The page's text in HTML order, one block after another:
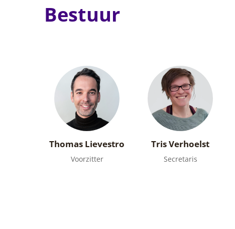
Bestuur
Thomas Lievestro
Voorzitter
Tris Verhoelst
Secretaris